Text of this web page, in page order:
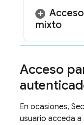
mixto
Acceso
En ocasiones,
usuario acceda